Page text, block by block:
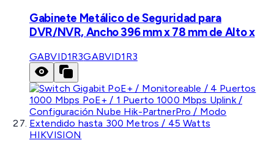
Gabinete Metálico de Seguridad para
DVR/NVR, Ancho 396 mm x 78 mm de Alto x
GABVID1R3GABVID1R3
HIKVISION